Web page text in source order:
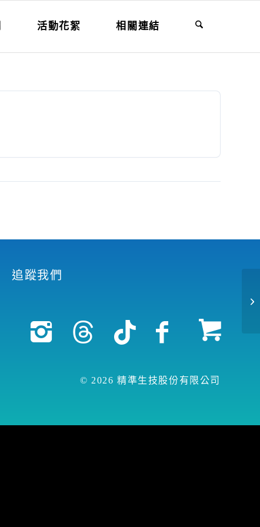
活動花絮 相關連結
追蹤我們
© 2026 精準生技股份有限公司